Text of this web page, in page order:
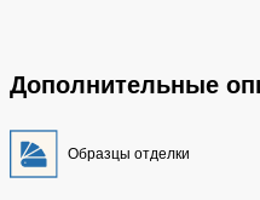
Дополнительные
Образцы отделки